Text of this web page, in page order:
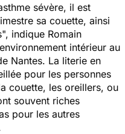
sévère, il est
sa couette, ainsi
", indique Romain
intérieur au
Nantes. La literie en
pour les personnes
couette, les oreillers, ou
souvent riches
pour les autres